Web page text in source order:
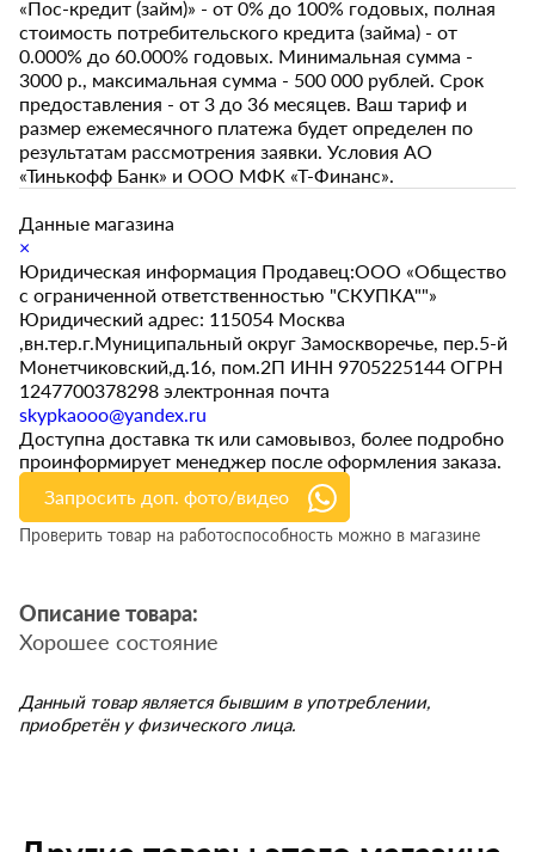
«Пос-кредит (займ)» - от 0% до 100% годовых, полная
стоимость потребительского кредита (займа) - от
0.000% до 60.000% годовых. Минимальная сумма -
3000 р., максимальная сумма - 500 000 рублей. Срок
предоставления - от 3 до 36 месяцев. Ваш тариф и
размер ежемесячного платежа будет определен по
результатам рассмотрения заявки. Условия АО
«Тинькофф Банк» и ООО МФК «Т-Финанс».
Данные магазина
×
Юридическая информация Продавец:ООО «Общество
с ограниченной ответственностью "СКУПКА""»
Юридический адрес: 115054 Москва
,вн.тер.г.Муниципальный округ Замоскворечье, пер.5-й
Монетчиковский,д.16, пом.2П ИНН 9705225144 ОГРН
1247700378298 электронная почта
skypkaooo@yandex.ru
Доступна доставка тк или самовывоз, более подробно
проинформирует менеджер после оформления заказа.
Запросить доп. фото/видео
Проверить товар на работоспособность можно в магазине
Описание товара:
Хорошее состояние
Данный товар является бывшим в употреблении,
приобретён у физического лица.